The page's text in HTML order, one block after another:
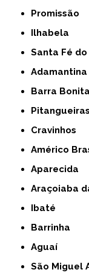
Promissão
Ilhabela
Santa Fé
Adamantina
Barra Bonita
Pitangueiras
Cravinhos
Américo
Aparecida
Araçoiaba
Ibaté
Barrinha
Aguaí
São Miguel